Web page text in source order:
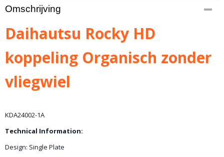
Productcode
10-357
Bruto gewicht
14,00 Kg
Omschrijving
Daihautsu Rocky HD
koppeling Organisch zonder
vliegwiel
KDA24002-1A
Technical Information:
Design: Single Plate